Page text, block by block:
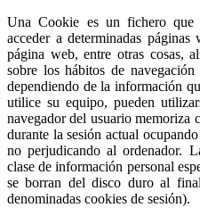
Una Cookie es un fichero que
acceder a determinadas
página web, entre otras cosas,
sobre los hábitos de
dependiendo de la información
utilice su equipo, pueden
navegador del usuario memoriza
durante la sesión actual
no perjudicando al ordenador.
clase de información personal
se borran del disco duro al
denominadas cookies de sesión).